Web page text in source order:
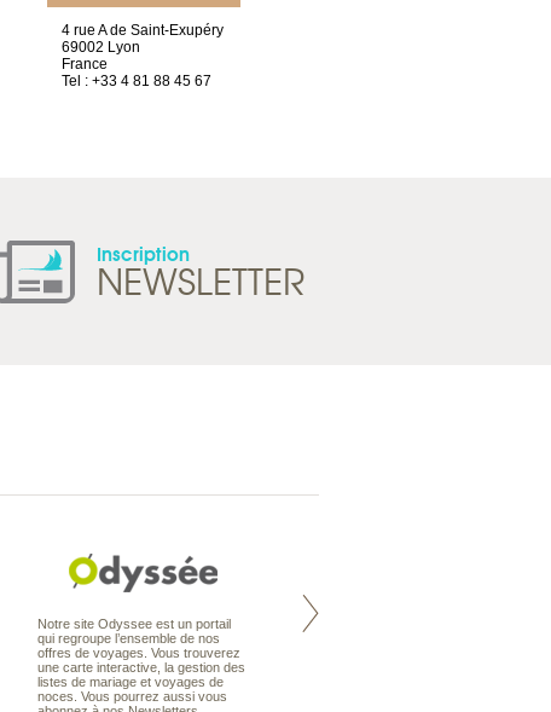
4 rue A de Saint-Exupéry
69002 Lyon
France
Tel : +33 4 81 88 45 67
Inscription
NEWSLETTER
Notre site Odyssee est un portail
qui regroupe l’ensemble de nos
offres de voyages. Vous trouverez
une carte interactive, la gestion des
listes de mariage et voyages de
noces. Vous pourrez aussi vous
Nouvelle-Zélande à la carte
organise votre séjour en Nouvelle-